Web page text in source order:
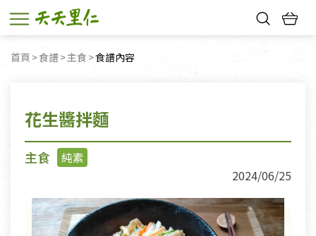
首頁 食譜 主食 目前頁面：
食譜內容
花生醬拌麵
主食
純素
2024/06/25